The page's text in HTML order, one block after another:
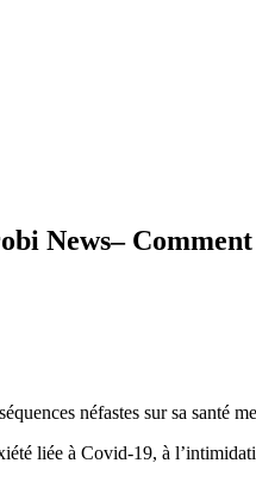
News–
néfastes sur sa santé
liée à Covid-19, à